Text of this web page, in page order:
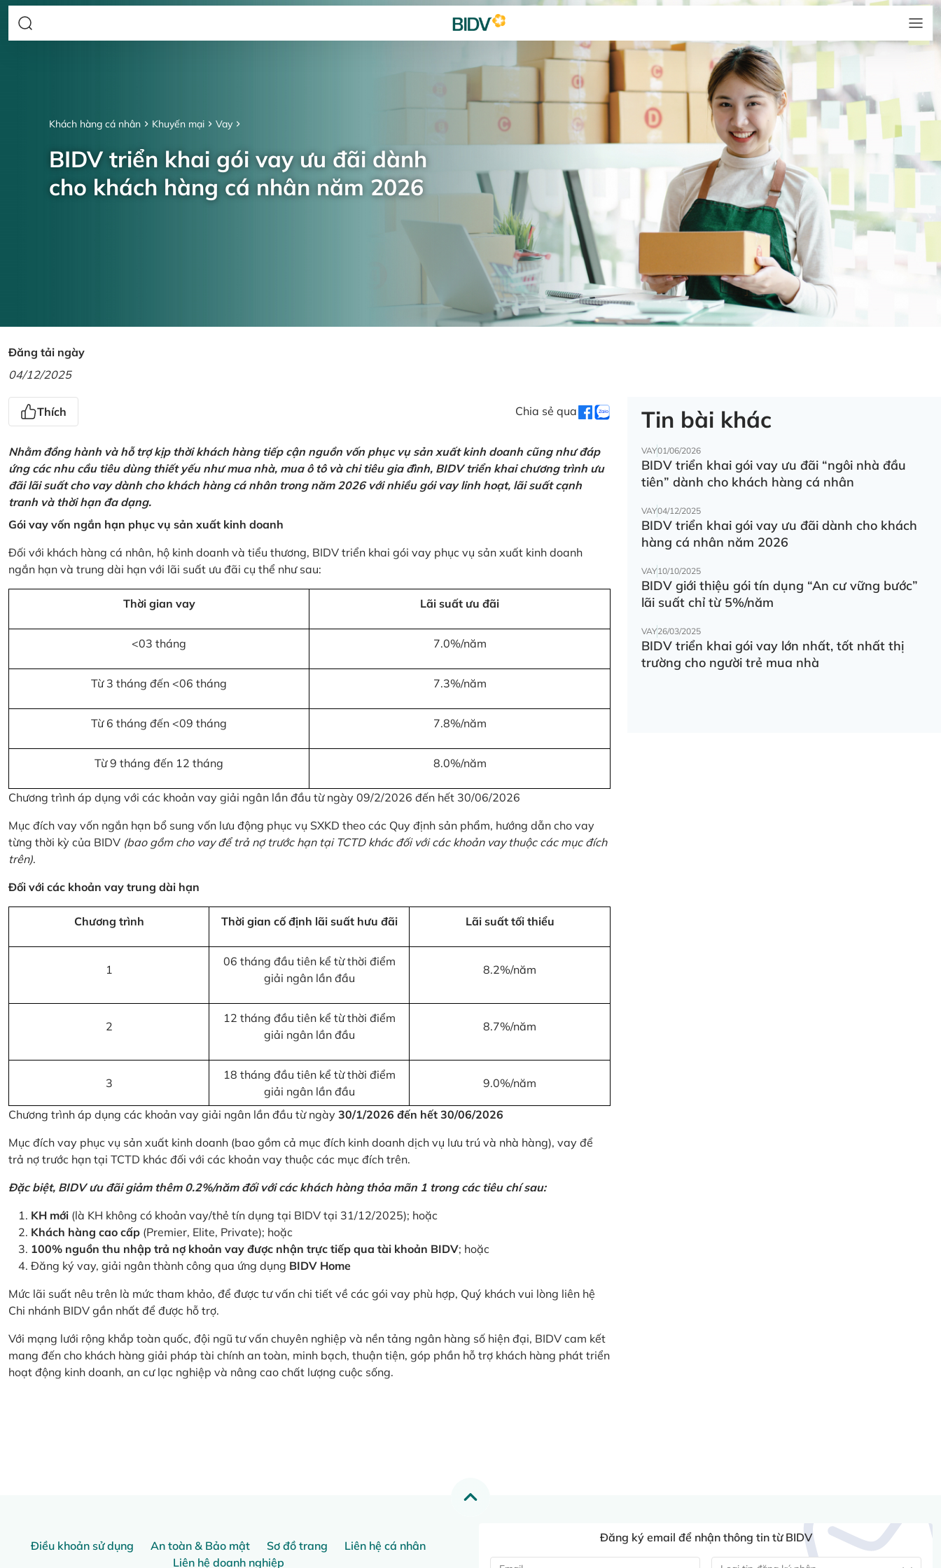
Khách hàng cá nhân Khuyến mại Vay
BIDV triển khai gói vay ưu đãi dành
cho khách hàng cá nhân năm 2026
Đăng tải ngày
04/12/2025
Thích Chia sẻ qua
Nhằm đồng hành và hỗ trợ kịp thời khách hàng tiếp cận nguồn vốn phục vụ sản xuất kinh doanh cũng như đáp
ứng các nhu cầu tiêu dùng thiết yếu như mua nhà, mua ô tô và chi tiêu gia đình, BIDV triển khai chương trình ưu
đãi lãi suất cho vay dành cho khách hàng cá nhân trong năm 2026 với nhiều gói vay linh hoạt, lãi suất cạnh
tranh và thời hạn đa dạng.
Gói vay vốn ngắn hạn phục vụ sản xuất kinh doanh
Đối với khách hàng cá nhân, hộ kinh doanh và tiểu thương, BIDV triển khai gói vay phục vụ sản xuất kinh doanh
ngắn hạn và trung dài hạn với lãi suất ưu đãi cụ thể như sau:
Thời gian vay Lãi suất ưu đãi
<03 tháng 7.0%/năm
Từ 3 tháng đến <06 tháng 7.3%/năm
Từ 6 tháng đến <09 tháng 7.8%/năm
Từ 9 tháng đến 12 tháng 8.0%/năm
Chương trình áp dụng với các khoản vay giải ngân lần đầu từ ngày 09/2/2026 đến hết 30/06/2026
Mục đích vay vốn ngắn hạn bổ sung vốn lưu động phục vụ SXKD theo các Quy định sản phẩm, hướng dẫn cho vay
từng thời kỳ của BIDV (bao gồm cho vay để trả nợ trước hạn tại TCTD khác đối với các khoản vay thuộc các mục đích
trên).
Đối với các khoản vay trung dài hạn
Chương trình Thời gian cố định lãi suất hưu đãi Lãi suất tối thiểu
1
06 tháng đầu tiên kể từ thời điểm
giải ngân lần đầu
8.2%/năm
2
12 tháng đầu tiên kể từ thời điểm
giải ngân lần đầu
8.7%/năm
3
18 tháng đầu tiên kể từ thời điểm
giải ngân lần đầu
9.0%/năm
Chương trình áp dụng các khoản vay giải ngân lần đầu từ ngày 30/1/2026 đến hết 30/06/2026
Mục đích vay phục vụ sản xuất kinh doanh (bao gồm cả mục đích kinh doanh dịch vụ lưu trú và nhà hàng), vay để
trả nợ trước hạn tại TCTD khác đối với các khoản vay thuộc các mục đích trên.
Đặc biệt, BIDV ưu đãi giảm thêm 0.2%/năm đối với các khách hàng thỏa mãn 1 trong các tiêu chí sau:
KH mới (là KH không có khoản vay/thẻ tín dụng tại BIDV tại 31/12/2025); hoặc
Khách hàng cao cấp (Premier, Elite, Private); hoặc
100% nguồn thu nhập trả nợ khoản vay được nhận trực tiếp qua tài khoản BIDV; hoặc
Đăng ký vay, giải ngân thành công qua ứng dụng BIDV Home
Mức lãi suất nêu trên là mức tham khảo, để được tư vấn chi tiết về các gói vay phù hợp, Quý khách vui lòng liên hệ
Chi nhánh BIDV gần nhất để được hỗ trợ.
Với mạng lưới rộng khắp toàn quốc, đội ngũ tư vấn chuyên nghiệp và nền tảng ngân hàng số hiện đại, BIDV cam kết
mang đến cho khách hàng giải pháp tài chính an toàn, minh bạch, thuận tiện, góp phần hỗ trợ khách hàng phát triển
hoạt động kinh doanh, an cư lạc nghiệp và nâng cao chất lượng cuộc sống.
Tin bài khác
VAY01/06/2026
BIDV triển khai gói vay ưu đãi “ngôi nhà đầu
tiên” dành cho khách hàng cá nhân
VAY04/12/2025
BIDV triển khai gói vay ưu đãi dành cho khách
hàng cá nhân năm 2026
VAY10/10/2025
BIDV giới thiệu gói tín dụng “An cư vững bước”
lãi suất chỉ từ 5%/năm
VAY26/03/2025
BIDV triển khai gói vay lớn nhất, tốt nhất thị
trường cho người trẻ mua nhà
Điều khoản sử dụng An toàn & Bảo mật Sơ đồ trang
Liên hệ cá nhân
Liên hệ doanh nghiệp
Đăng ký email để nhận thông tin từ BIDV